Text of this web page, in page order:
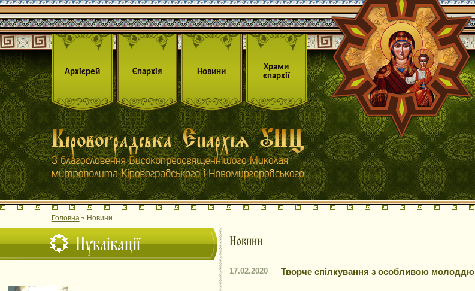
Архієрей Єпархія Новини
Храми
єпархії
Головна Новини
Публікації Новини
17.02.2020 Творче спілкування з особливою молоддю